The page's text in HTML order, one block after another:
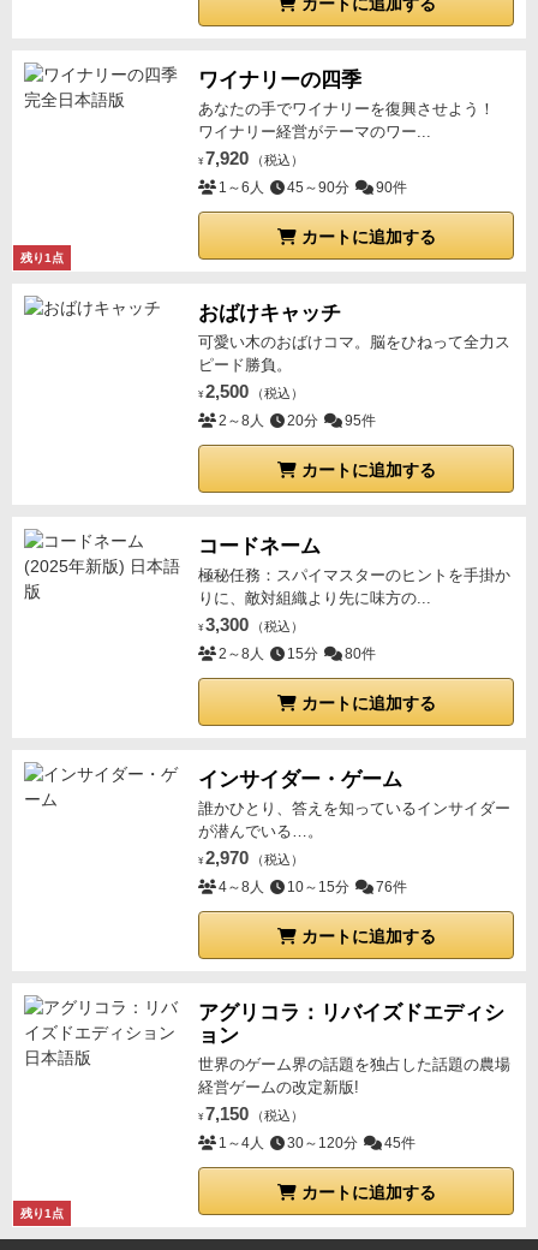
残り1点
ワイナリーの四季
あなたの手でワイナリーを復興させよう！
ワイナリー経営がテーマのワー...
¥ 7,920 （税込）
1～6人 45～90分 90件
カートに追加する
おばけキャッチ
可愛い木のおばけコマ。脳をひねって全力ス
ピード勝負。
¥ 2,500 （税込）
2～8人 20分 95件
カートに追加する
コードネーム
極秘任務：スパイマスターのヒントを手掛か
りに、敵対組織より先に味方の...
¥ 3,300 （税込）
2～8人 15分 80件
カートに追加する
インサイダー・ゲーム
誰かひとり、答えを知っているインサイダー
が潜んでいる…。
¥ 2,970 （税込）
4～8人 10～15分 76件
カートに追加する
残り1点
アグリコラ：リバイズドエディシ
ョン
世界のゲーム界の話題を独占した話題の農場
経営ゲームの改定新版!
¥ 7,150 （税込）
1～4人 30～120分 45件
カートに追加する